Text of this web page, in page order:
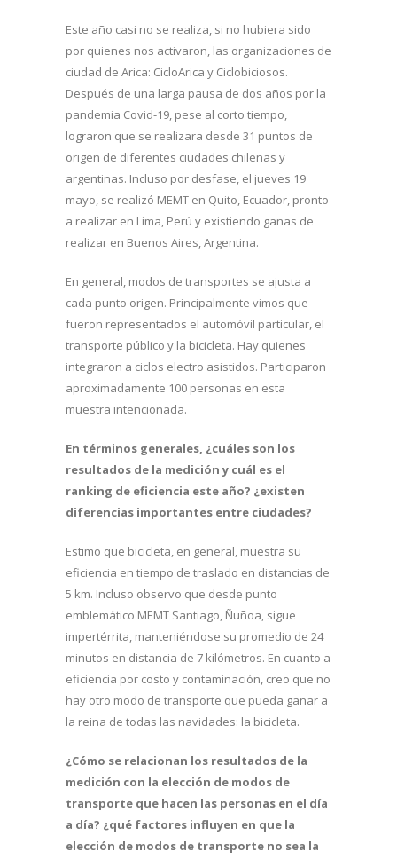
Este año casi no se realiza, si no hubiera sido
por quienes nos activaron, las organizaciones de
ciudad de Arica: CicloArica y Ciclobiciosos.
Después de una larga pausa de dos años por la
pandemia Covid-19, pese al corto tiempo,
lograron que se realizara desde 31 puntos de
origen de diferentes ciudades chilenas y
argentinas. Incluso por desfase, el jueves 19
mayo, se realizó MEMT en Quito, Ecuador, pronto
a realizar en Lima, Perú y existiendo ganas de
realizar en Buenos Aires, Argentina.
En general, modos de transportes se ajusta a
cada punto origen. Principalmente vimos que
fueron representados el automóvil particular, el
transporte público y la bicicleta. Hay quienes
integraron a ciclos electro asistidos. Participaron
aproximadamente 100 personas en esta
muestra intencionada.
En términos generales, ¿cuáles son los
resultados de la medición y cuál es el
ranking de eficiencia este año? ¿existen
diferencias importantes entre ciudades?
Estimo que bicicleta, en general, muestra su
eficiencia en tiempo de traslado en distancias de
5 km. Incluso observo que desde punto
emblemático MEMT Santiago, Ñuñoa, sigue
impertérrita, manteniéndose su promedio de 24
minutos en distancia de 7 kilómetros. En cuanto a
eficiencia por costo y contaminación, creo que no
hay otro modo de transporte que pueda ganar a
la reina de todas las navidades: la bicicleta.
¿Cómo se relacionan los resultados de la
medición con la elección de modos de
transporte que hacen las personas en el día
a día? ¿qué factores influyen en que la
elección de modos de transporte no sea la